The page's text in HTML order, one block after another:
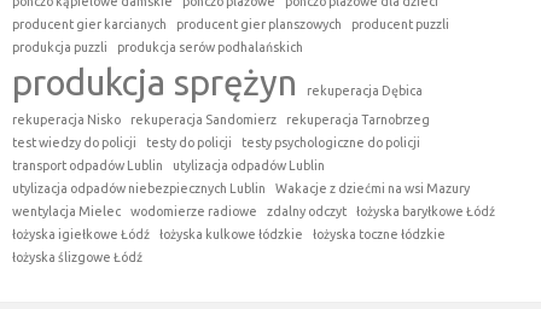
producent gier karcianych
producent gier planszowych
producent puzzli
produkcja puzzli
produkcja serów podhalańskich
produkcja sprężyn
rekuperacja Dębica
rekuperacja Nisko
rekuperacja Sandomierz
rekuperacja Tarnobrzeg
test wiedzy do policji
testy do policji
testy psychologiczne do policji
transport odpadów Lublin
utylizacja odpadów Lublin
utylizacja odpadów niebezpiecznych Lublin
Wakacje z dziećmi na wsi Mazury
wentylacja Mielec
wodomierze radiowe zdalny odczyt
łożyska baryłkowe Łódź
łożyska igiełkowe Łódź
łożyska kulkowe łódzkie
łożyska toczne łódzkie
łożyska ślizgowe Łódź